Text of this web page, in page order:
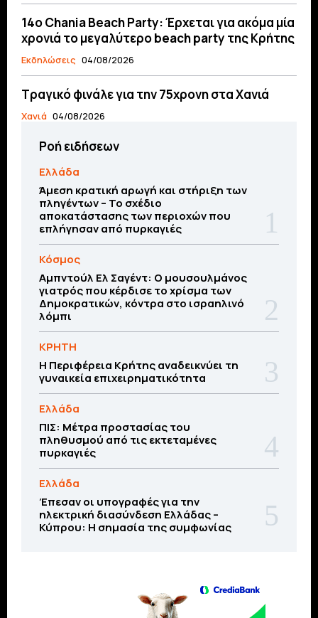
14ο Chania Beach Party: Έρχεται για ακόμα μία
χρονιά το μεγαλύτερο beach party της Κρήτης
Εκδηλώσεις 04/08/2026
Τραγικό φινάλε για την 75χρονη στα Χανιά
Χανιά 04/08/2026
Ροή ειδήσεων
Ελλάδα
Άμεση κρατική αρωγή και στήριξη των
πληγέντων – Το σχέδιο
αποκατάστασης των περιοχών που
επλήγησαν από πυρκαγιές
Κόσμος
Αμπντούλ Ελ Σαγέντ: Ο μουσουλμάνος
γιατρός που κέρδισε το χρίσμα των
Δημοκρατικών, κόντρα στο ισραηλινό
λόμπι
ΚΡΗΤΗ
Η Περιφέρεια Κρήτης αναδεικνύει τη
γυναικεία επιχειρηματικότητα
Ελλάδα
ΠΙΣ: Μέτρα προστασίας του
πληθυσμού από τις εκτεταμένες
πυρκαγιές
Ελλάδα
Έπεσαν οι υπογραφές για την
ηλεκτρική διασύνδεση Ελλάδας –
Κύπρου: H σημασία της συμφωνίας